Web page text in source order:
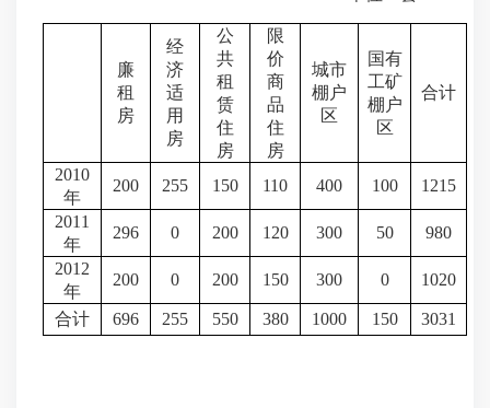
廉
租
房
经
济
适
用
房
公
共
租
赁
住
房
限
价
商
品
住
房
城市
棚户
区
国有
工矿
棚户
区
合计
2010
年
200 255 150 110 400 100
1215
2011
年
296 0 200 120 300 50
980
2012
年
200 0 200 150 300 0 1020
合计 696 255 550 380 1000 150 3031